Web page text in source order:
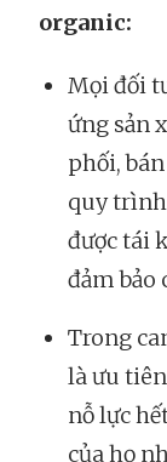
organic:
Mọi đối
ứng sản
phối,
quy
được tái
đảm bảo
Trong
là ưu
nỗ lực
của họ